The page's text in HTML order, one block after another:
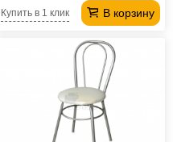
В корзину
Купить в 1 клик